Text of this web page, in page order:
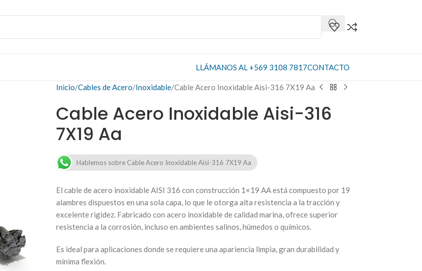
LLÁMANOS AL +569 3108 7817CONTACTO
Inicio Cables de Acero Inoxidable Cable Acero Inoxidable Aisi-316 7X19 Aa
Cable Acero Inoxidable Aisi-316
7X19 Aa
Hablemos sobre Cable Acero Inoxidable Aisi-316 7X19 Aa
El cable de acero inoxidable AISI 316 con construcción 1×19 AA está compuesto por 19
alambres dispuestos en una sola capa, lo que le otorga alta resistencia a la tracción y
excelente rigidez. Fabricado con acero inoxidable de calidad marina, ofrece superior
resistencia a la corrosión, incluso en ambientes salinos, húmedos o químicos.
Es ideal para aplicaciones donde se requiere una apariencia limpia, gran durabilidad y
mínima flexión.